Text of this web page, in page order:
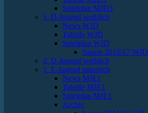
Spielplan MJD3
1. D-Jugend weiblich
News WJD
Tabelle WJD
Spielplan WJD
Saison 2016/17 WJD
2. D-Jugend weiblich
1. E-Jugend männlich
News MJE1
Tabelle MJE1
Spielplan MJE1
Archiv